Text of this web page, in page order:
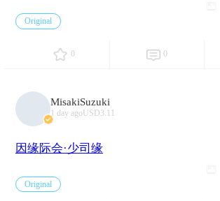
Original
0 0
MisakiSuzuki
1 day agoUSD3.11
因缘际会·少司缘
Original